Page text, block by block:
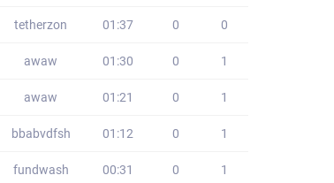
tetherzon 01:37 0 0
awaw 01:30 0 1
awaw 01:21 0 1
bbabvdfsh 01:12 0 1
fundwash 00:31 0 1